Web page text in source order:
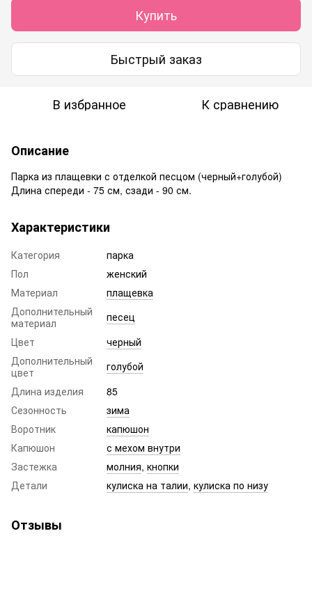
Купить
Быстрый заказ
В избранное К сравнению
Описание
Парка из плащевки с отделкой песцом (черный+голубой)
Длина спереди - 75 см, сзади - 90 см.
Характеристики
Категория
парка
Пол
женский
Материал
плащевка
Дополнительный
материал
песец
Цвет
черный
Дополнительный
цвет
голубой
Длина изделия
85
Сезонность
зима
Воротник
капюшон
Капюшон
с мехом внутри
Застежка
молния, кнопки
Детали
кулиска на талии, кулиска по низу
Отзывы